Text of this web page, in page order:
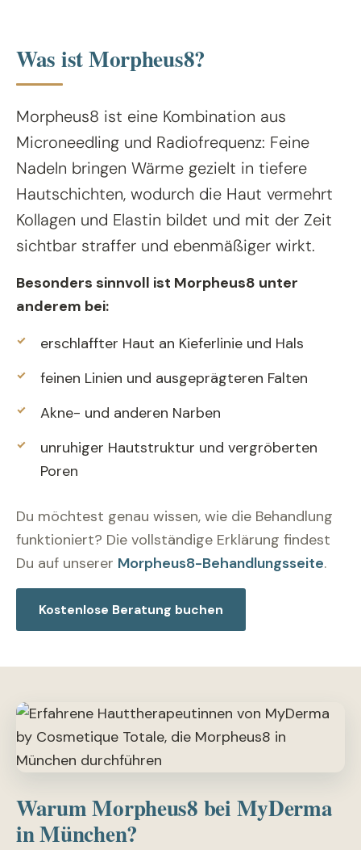
Was ist Morpheus8?
Morpheus8 ist eine Kombination aus
Microneedling und Radiofrequenz: Feine
Nadeln bringen Wärme gezielt in tiefere
Hautschichten, wodurch die Haut vermehrt
Kollagen und Elastin bildet und mit der Zeit
sichtbar straffer und ebenmäßiger wirkt.
Besonders sinnvoll ist Morpheus8 unter
anderem bei:
erschlaffter Haut an Kieferlinie und Hals
feinen Linien und ausgeprägteren Falten
Akne- und anderen Narben
unruhiger Hautstruktur und vergröberten
Poren
Du möchtest genau wissen, wie die Behandlung
funktioniert? Die vollständige Erklärung findest
Du auf unserer Morpheus8-Behandlungsseite.
Kostenlose Beratung buchen
Warum Morpheus8 bei MyDerma
in München?